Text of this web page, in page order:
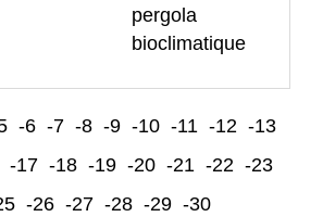
pergola
bioclimatique
-6 -7 -8 -9 -10 -11 -12 -13
-17 -18 -19 -20 -21 -22 -23
-26 -27 -28 -29 -30